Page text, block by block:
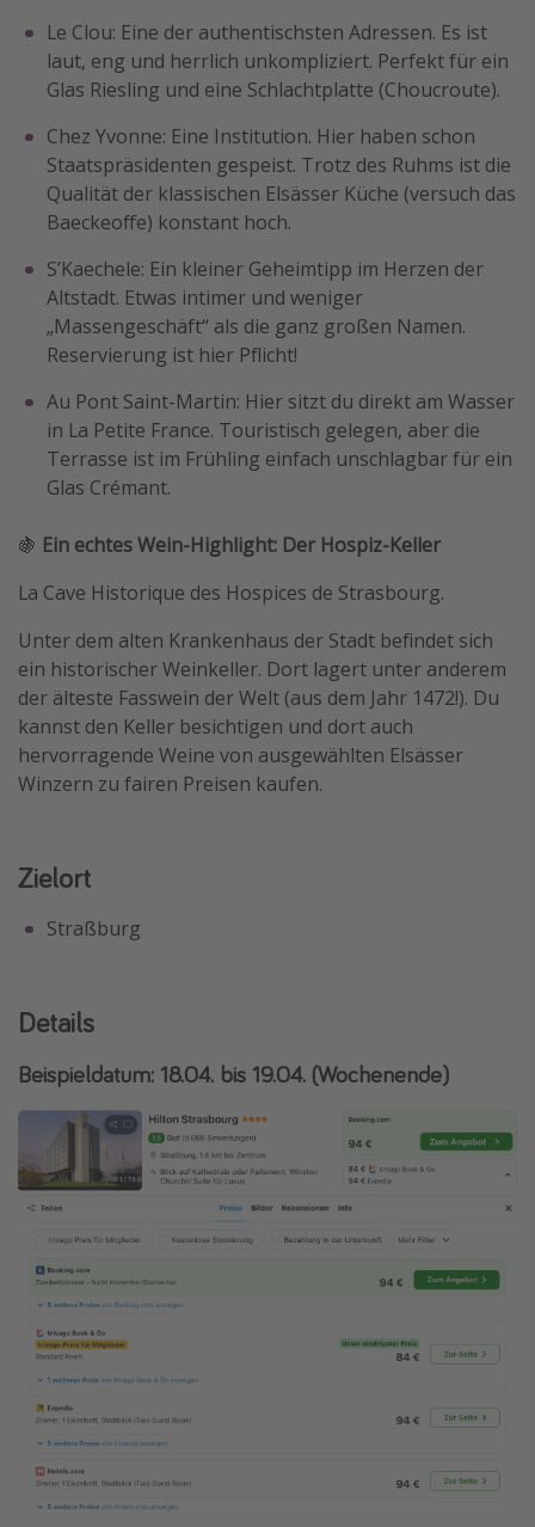
Le Clou: Eine der authentischsten Adressen. Es ist
laut, eng und herrlich unkompliziert. Perfekt für ein
Glas Riesling und eine Schlachtplatte (Choucroute).
Chez Yvonne: Eine Institution. Hier haben schon
Staatspräsidenten gespeist. Trotz des Ruhms ist die
Qualität der klassischen Elsässer Küche (versuch das
Baeckeoffe) konstant hoch.
S’Kaechele: Ein kleiner Geheimtipp im Herzen der
Altstadt. Etwas intimer und weniger
„Massengeschäft“ als die ganz großen Namen.
Reservierung ist hier Pflicht!
Au Pont Saint-Martin: Hier sitzt du direkt am Wasser
in La Petite France. Touristisch gelegen, aber die
Terrasse ist im Frühling einfach unschlagbar für ein
Glas Crémant.
🍇 Ein echtes Wein-Highlight: Der Hospiz-Keller
La Cave Historique des Hospices de Strasbourg.
Unter dem alten Krankenhaus der Stadt befindet sich
ein historischer Weinkeller. Dort lagert unter anderem
der älteste Fasswein der Welt (aus dem Jahr 1472!). Du
kannst den Keller besichtigen und dort auch
hervorragende Weine von ausgewählten Elsässer
Winzern zu fairen Preisen kaufen.
Zielort
Straßburg
Details
Beispieldatum: 18.04. bis 19.04. (Wochenende)